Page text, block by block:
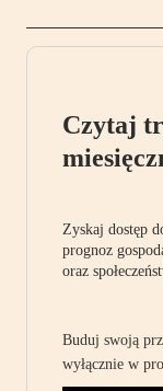
Czytaj
Zyskaj dostęp
prognoz
oraz
Buduj swoją
wyłącznie w